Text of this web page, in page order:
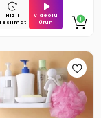
Hızlı
Videolu
Ürün